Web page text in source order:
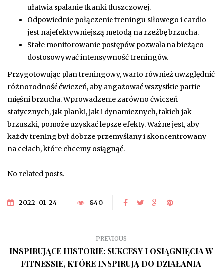
ułatwia spalanie tkanki tłuszczowej.
Odpowiednie połączenie treningu siłowego i cardio
jest najefektywniejszą metodą na rzeźbę brzucha.
Stałe monitorowanie postępów pozwala na bieżąco
dostosowywać intensywność treningów.
Przygotowując plan treningowy, warto również uwzględnić
różnorodność ćwiczeń, aby angażować wszystkie partie
mięśni brzucha. Wprowadzenie zarówno ćwiczeń
statycznych, jak planki, jak i dynamicznych, takich jak
brzuszki, pomoże uzyskać lepsze efekty. Ważne jest, aby
każdy trening był dobrze przemyślany i skoncentrowany
na celach, które chcemy osiągnąć.
No related posts.
2022-01-24 840
PREVIOUS
INSPIRUJĄCE HISTORIE: SUKCESY I OSIĄGNIĘCIA W
FITNESSIE, KTÓRE INSPIRUJĄ DO DZIAŁANIA